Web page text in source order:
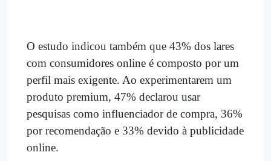
O estudo indicou também que 43% dos lares
com consumidores online é composto por um
perfil mais exigente. Ao experimentarem um
produto premium, 47% declarou usar
pesquisas como influenciador de compra, 36%
por recomendação e 33% devido à publicidade
online.